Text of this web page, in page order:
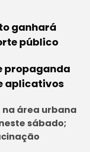
ganhará
público
propaganda
aplicativos
área urbana
sábado;